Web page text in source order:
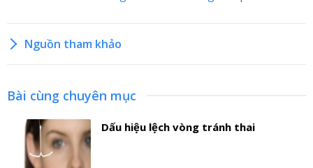
Nguồn tham khảo
Bài cùng chuyên mục
Dấu hiệu lệch vòng tránh thai